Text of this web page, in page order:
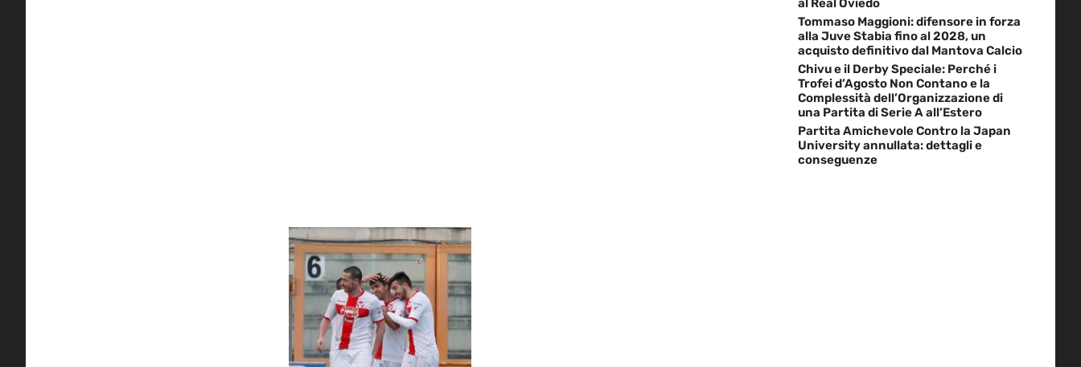
al Real Oviedo
Tommaso Maggioni: difensore in forza
alla Juve Stabia fino al 2028, un
acquisto definitivo dal Mantova Calcio
Chivu e il Derby Speciale: Perché i
Trofei d’Agosto Non Contano e la
Complessità dell’Organizzazione di
una Partita di Serie A all’Estero
Partita Amichevole Contro la Japan
University annullata: dettagli e
conseguenze